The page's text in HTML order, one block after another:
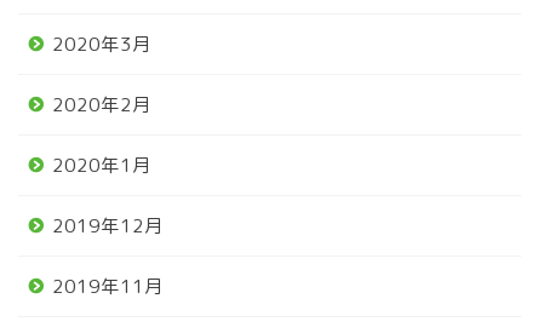
2020年3月
2020年2月
2020年1月
2019年12月
2019年11月